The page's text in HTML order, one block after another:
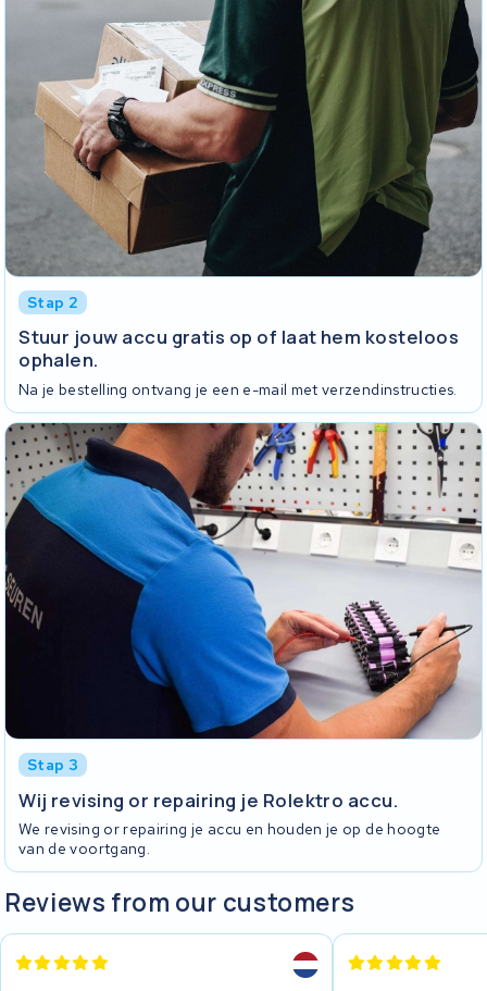
Stap 2
Stuur jouw accu gratis op of laat hem kosteloos
ophalen.
Na je bestelling ontvang je een e-mail met verzendinstructies.
Stap 3
Wij revising or repairing je Rolektro accu.
We revising or repairing je accu en houden je op de hoogte
van de voortgang.
Reviews from our customers